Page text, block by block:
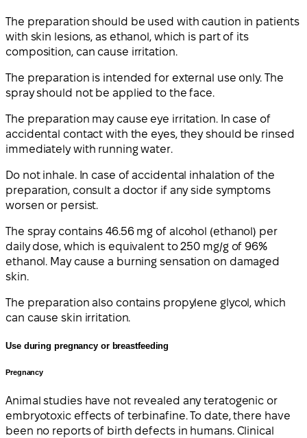
The preparation should be used with caution in patients
with skin lesions, as ethanol, which is part of its
composition, can cause irritation.
The preparation is intended for external use only. The
spray should not be applied to the face.
The preparation may cause eye irritation. In case of
accidental contact with the eyes, they should be rinsed
immediately with running water.
Do not inhale. In case of accidental inhalation of the
preparation, consult a doctor if any side symptoms
worsen or persist.
The spray contains 46.56 mg of alcohol (ethanol) per
daily dose, which is equivalent to 250 mg/g of 96%
ethanol. May cause a burning sensation on damaged
skin.
The preparation also contains propylene glycol, which
can cause skin irritation.
Use during pregnancy or breastfeeding
Pregnancy
Animal studies have not revealed any teratogenic or
embryotoxic effects of terbinafine. To date, there have
been no reports of birth defects in humans. Clinical